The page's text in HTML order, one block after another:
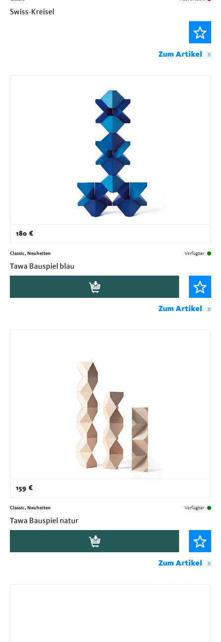
Swiss-Kreisel
Zum Artikel
180 €
Classic, Neuheiten Verfügbar
Tawa Bauspiel blau
Zum Artikel
159 €
Classic, Neuheiten Verfügbar
Tawa Bauspiel natur
Zum Artikel